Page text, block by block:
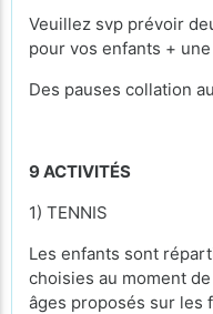
Veuillez svp prévoir
pour vos enfants +
Des pauses collation
9 ACTIVITÉS
1) TENNIS
Les enfants sont
choisies au moment
âges proposés sur les